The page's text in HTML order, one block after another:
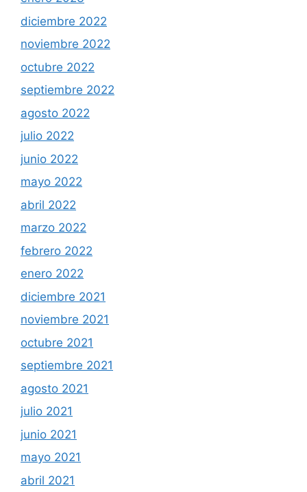
diciembre 2022
noviembre 2022
octubre 2022
septiembre 2022
agosto 2022
julio 2022
junio 2022
mayo 2022
abril 2022
marzo 2022
febrero 2022
enero 2022
diciembre 2021
noviembre 2021
octubre 2021
septiembre 2021
agosto 2021
julio 2021
junio 2021
mayo 2021
abril 2021